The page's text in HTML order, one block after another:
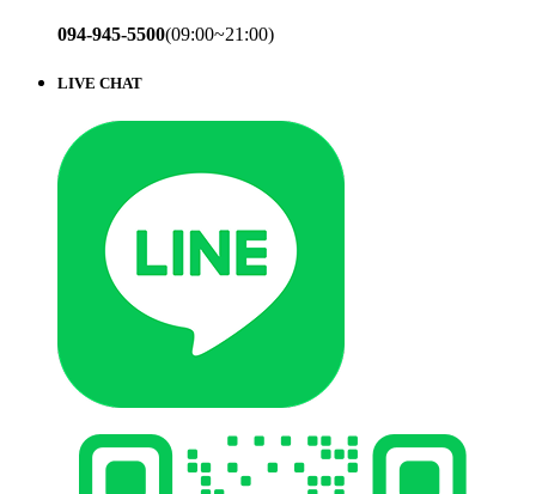
094-945-5500(09:00~21:00)
LIVE CHAT